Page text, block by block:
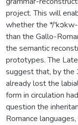
project. This will
whether the */
than the Gallo-
the semantic
prototypes. The
suggest that, by the
already lost the
form in circulation
question the
Romance